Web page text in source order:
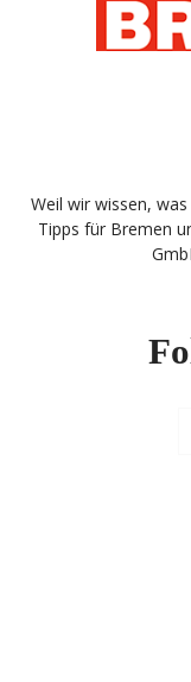
Weil wir wissen,
Tipps für Bremen